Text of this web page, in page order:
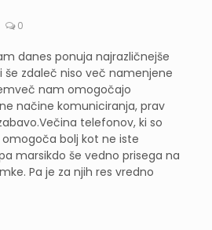
0
danes ponuja najrazličnejše
zdaleč niso več namenjene
nam omogočajo
načine komuniciranja, prav
telefonov, ki so
bolj kot ne iste
marsikdo še vedno prisega na
Pa je za njih res vredno